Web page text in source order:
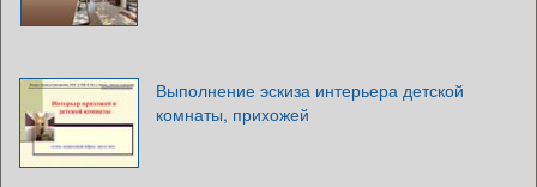
Выполнение эскиза интерьера детской
комнаты, прихожей